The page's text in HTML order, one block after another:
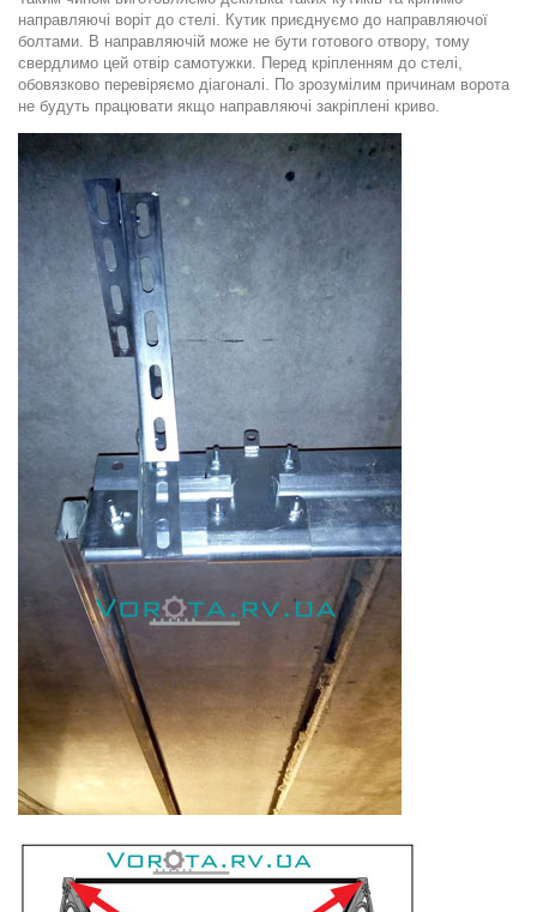
направляючі воріт до стелі. Кутик приєднуємо до направляючої
болтами. В направляючій може не бути готового отвору, тому
свердлимо цей отвір самотужки. Перед кріпленням до стелі,
обовязково перевіряємо діагоналі. По зрозумілим причинам ворота
не будуть працювати якщо направляючі закріплені криво.